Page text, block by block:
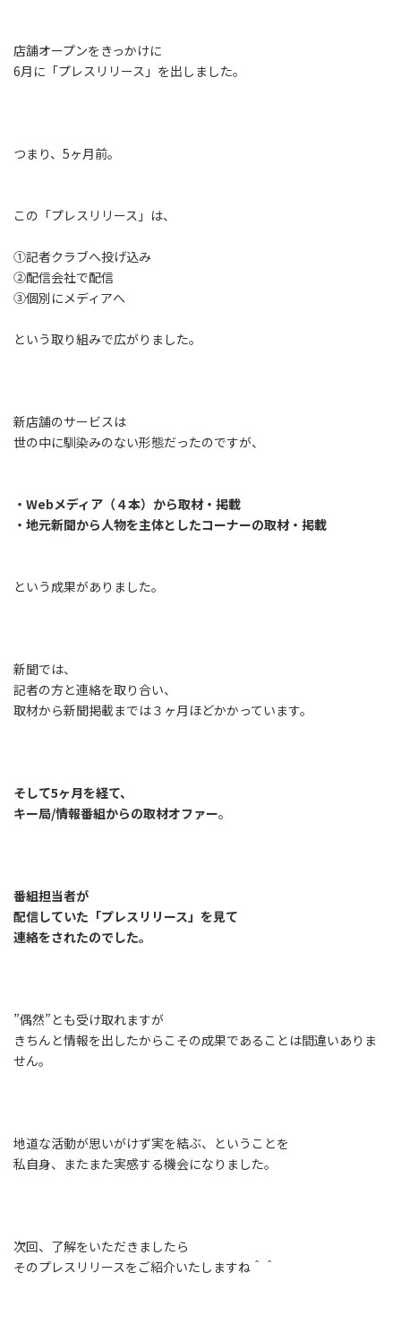
店舗オープンをきっかけに
6月に「プレスリリース」を出しました。
つまり、5ヶ月前。
この「プレスリリース」は、
➀記者クラブへ投げ込み
➁配信会社で配信
③個別にメディアへ
という取り組みで広がりました。
新店舗のサービスは
世の中に馴染みのない形態だったのですが、
・Webメディア（４本）から取材・掲載
・地元新聞から人物を主体としたコーナーの取材・掲載
という成果がありました。
新聞では、
記者の方と連絡を取り合い、
取材から新聞掲載までは３ヶ月ほどかかっています。
そして5ヶ月を経て、
キー局/情報番組からの取材オファー。
番組担当者が
配信していた「プレスリリース」を見て
連絡をされたのでした。
”偶然”とも受け取れますが
きちんと情報を出したからこその成果であることは間違いありま
せん。
地道な活動が思いがけず実を結ぶ、ということを
私自身、またまた実感する機会になりました。
次回、了解をいただきましたら
そのプレスリリースをご紹介いたしますね＾＾